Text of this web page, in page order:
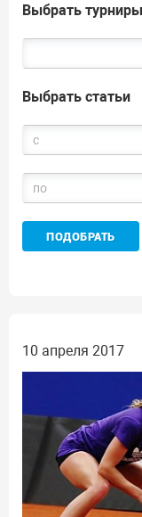
Выбрать турниры
Выбрать статьи
10 апреля 2017